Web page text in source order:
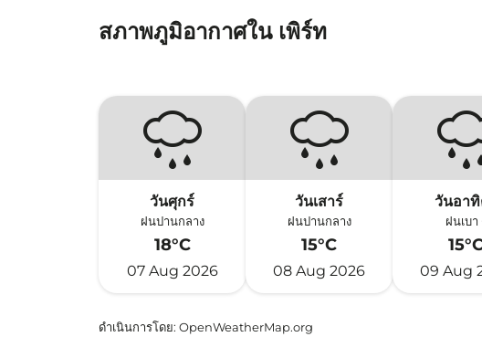
สภาพภูมิอากาศใน เพิร์ท
วันศุกร์
ฝนปานกลาง
18°C
07 Aug 2026
วันเสาร์
ฝนปานกลาง
15°C
08 Aug 2026
วันอา
ฝนเบา
09 Aug
ดำเนินการโดย: OpenWeatherMap.org